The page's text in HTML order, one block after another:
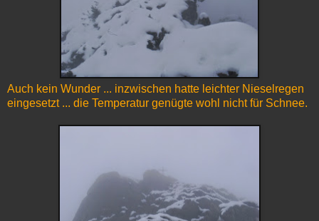
Auch kein Wunder ... inzwischen hatte leichter Nieselregen
eingesetzt ... die Temperatur genügte wohl nicht für Schnee.